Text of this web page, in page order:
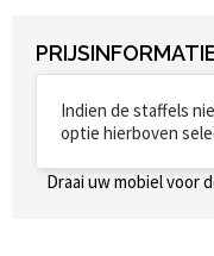
Indien de staffels
optie hierboven
Draai uw mobiel voor